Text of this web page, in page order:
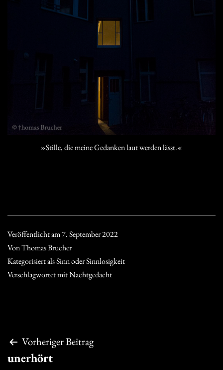
»Stille, die meine Gedanken laut werden lässt.«
Veröffentlicht am7. September 2022
VonThomas Brucher
Kategorisiert alsSinn oder Sinnlosigkeit
Verschlagwortet mitNachtgedacht
Beitragsnavigation
Vorheriger Beitrag
unerhört